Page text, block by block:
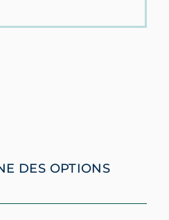
DES OPTIONS